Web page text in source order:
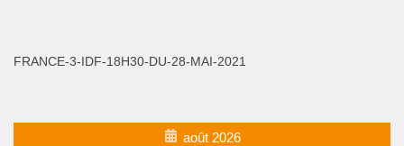
FRANCE-3-IDF-18H30-DU-28-MAI-2021
août 2026